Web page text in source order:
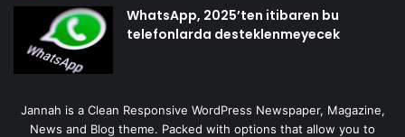
WhatsApp, 2025’ten itibaren bu
telefonlarda desteklenmeyecek
Jannah is a Clean Responsive WordPress Newspaper, Magazine,
News and Blog theme. Packed with options that allow you to